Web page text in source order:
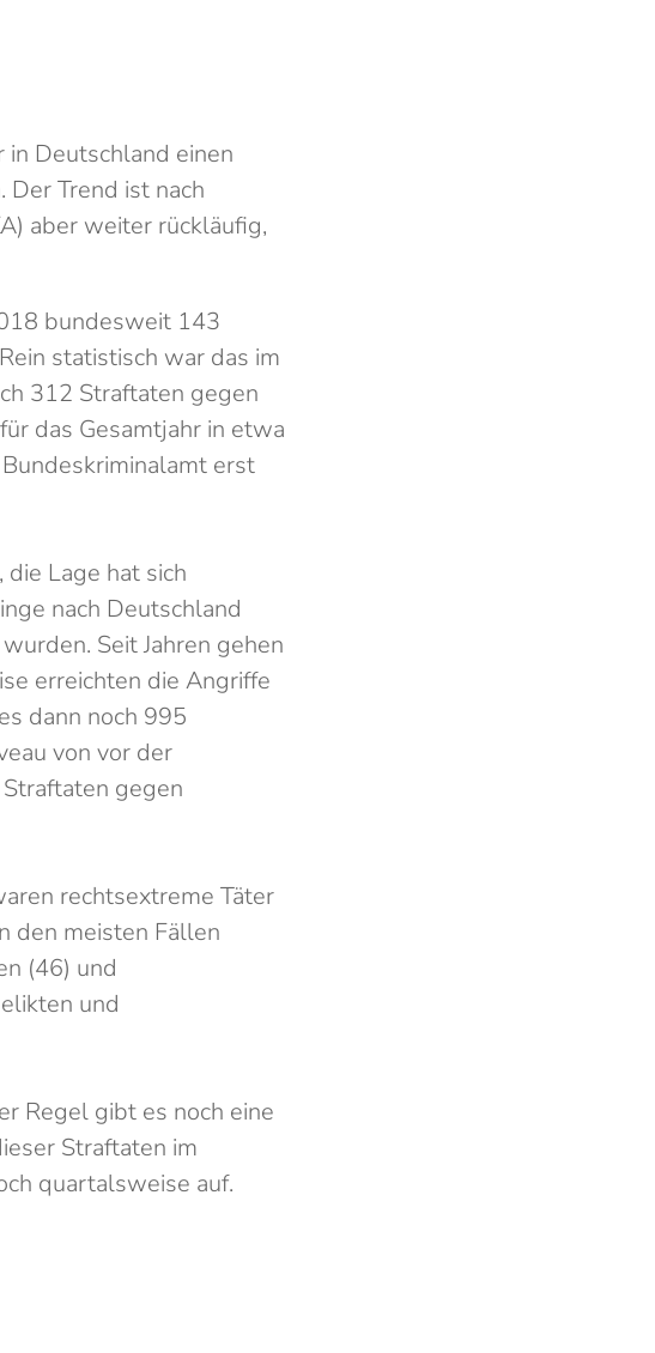
in Deutschland einen
Trend ist nach
aber weiter rückläufig,
bundesweit 143
statistisch war das im
312 Straftaten gegen
das Gesamtjahr in etwa
erst
Lage hat sich
nach Deutschland
Seit Jahren gehen
erreichten die Angriffe
dann noch 995
von vor der
gegen
rechtsextreme Täter
den meisten Fällen
(46) und
und
Regel gibt es noch eine
Straftaten im
quartalsweise auf.